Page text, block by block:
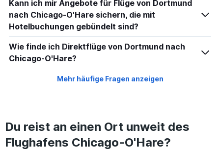
Kann ich mir Angebote für Flüge von Dortmund
nach Chicago-O'Hare sichern, die mit
Hotelbuchungen gebündelt sind?
Wie finde ich Direktflüge von Dortmund nach
Chicago-O'Hare?
Mehr häufige Fragen anzeigen
Du reist an einen Ort unweit des
Flughafens Chicago-O'Hare?